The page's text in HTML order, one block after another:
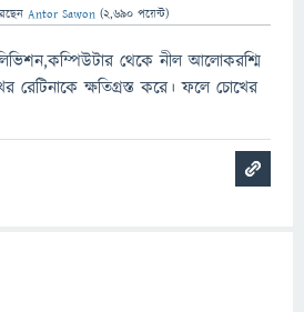
Antor Sawon (2,690 পয়েন্ট)
থেকে নীল আলোকরশ্মি
রেটিনাকে ক্ষতিগ্রস্ত করে। ফলে চোখের